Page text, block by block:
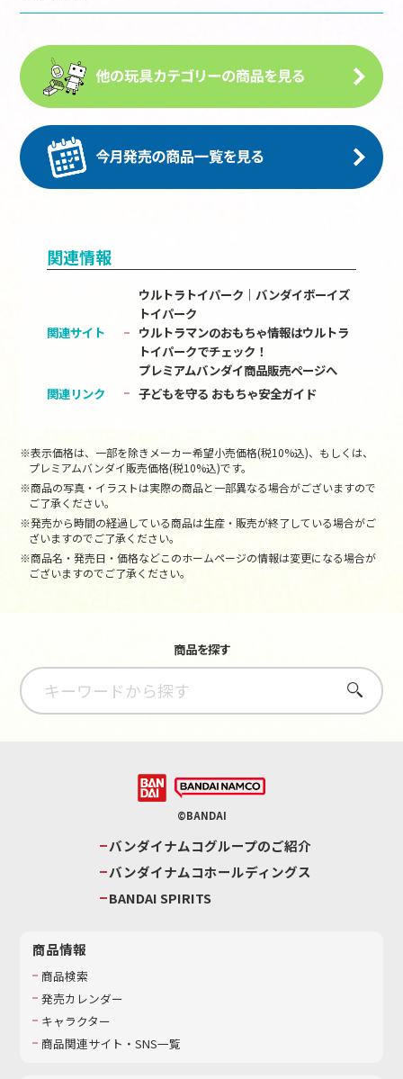
関連情報
関連サイト
ウルトラトイパーク｜バンダイボーイズ
トイパーク
ウルトラマンのおもちゃ情報はウルトラ
トイパークでチェック！
プレミアムバンダイ商品販売ページへ
関連リンク
子どもを守る おもちゃ安全ガイド
※表示価格は、一部を除きメーカー希望小売価格(税10%込)、もしくは、
プレミアムバンダイ販売価格(税10%込)です。
※商品の写真・イラストは実際の商品と一部異なる場合がございますので
ご了承ください。
※発売から時間の経過している商品は生産・販売が終了している場合がご
ざいますのでご了承ください。
※商品名・発売日・価格などこのホームページの情報は変更になる場合が
ございますのでご了承ください。
商品を探す
さがす
©BANDAI
バンダイナムコグループのご紹介
バンダイナムコホールディングス
BANDAI SPIRITS
商品情報
商品検索
発売カレンダー
キャラクター
商品関連サイト・SNS一覧